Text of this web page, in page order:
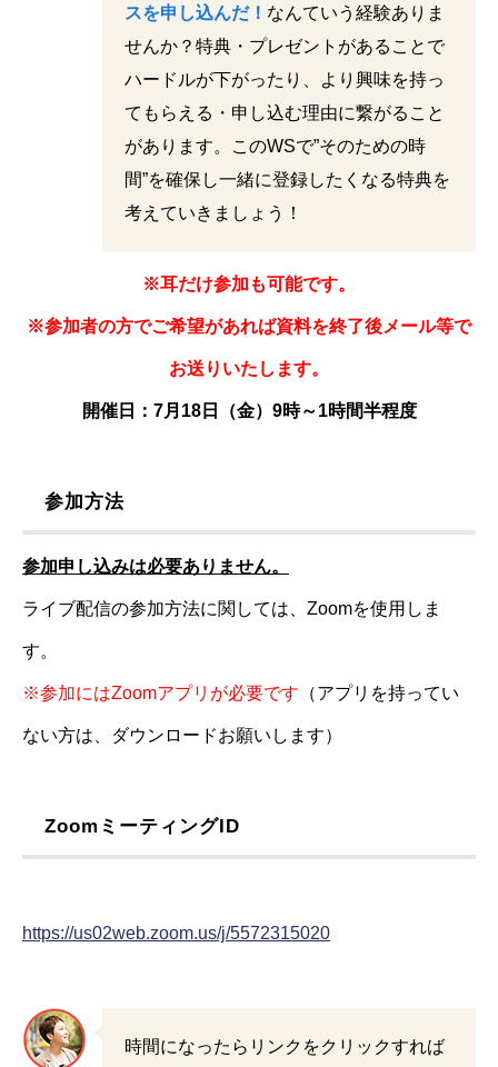
スを申し込んだ！ なんていう経験ありま
せんか？特典・プレゼントがあることで
ハードルが下がったり、より興味を持っ
てもらえる・申し込む理由に繋がること
があります。このWSで”そのための時
間”を確保し一緒に登録したくなる特典を
考えていきましょう！
※耳だけ参加も可能です。
※参加者の方でご希望があれば資料を終了後メール等で
お送りいたします。
開催日：7月18日（金）9時～1時間半程度
参加方法
参加申し込みは必要ありません。
ライブ配信の参加方法に関しては、Zoomを使用しま
す。
※参加にはZoomアプリが必要です （アプリを持ってい
ない方は、ダウンロードお願いします）
ZoomミーティングID
https://us02web.zoom.us/j/5572315020
時間になったらリンクをクリックすれば